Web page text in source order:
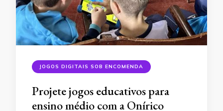
JOGOS DIGITAIS SOB ENCOMENDA
Projete jogos educativos para
ensino médio com a Onírico